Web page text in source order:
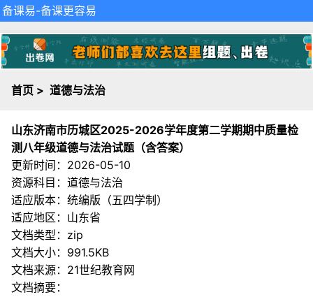
备课易-备课更容易
首页 > 道德与法治
山东济南市历城区2025-2026学年度第二学期期中质量检
测八年级道德与法治试题（含答案）
更新时间：2026-05-10
资源科目：道德与法治
适应版本：统编版（五四学制）
适应地区：山东省
文档类型：zip
文档大小：991.5KB
文档来源： 21世纪教育网
文档摘要：